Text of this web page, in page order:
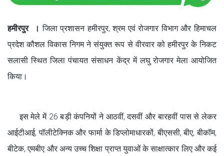
हमीरपुर । जिला प्रशासन हमीरपुर, श्रम एवं रोजगार विभाग और हिमाचल
प्रदेश कौशल विकास निगम ने संयुक्त रूप से वीरवार को हमीरपुर के निकट
सलासी स्थित जिला पंचायत संसाधन केंद्र में लघु रोजगार मेला आयोजित
किया।
इस मेले में 26 बड़ी कंपनियों ने आठवीं, दसवीं और बारहवीं पास से लेकर
आईटीआई, पॉलीटेक्निक और फार्मा के डिप्लोमाधारकों, बीएससी, बीए, बीकॉम,
बीटेक, एमबीए और अन्य उच्च शिक्षा प्राप्त युवाओं के साक्षात्कार लिए और कई